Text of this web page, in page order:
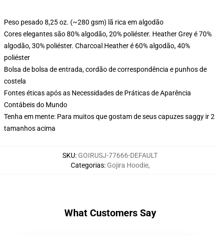
Peso pesado 8,25 oz. (~280 gsm) lã rica em algodão
Cores elegantes são 80% algodão, 20% poliéster. Heather Grey é 70%
algodão, 30% poliéster. Charcoal Heather é 60% algodão, 40%
poliéster
Bolsa de bolsa de entrada, cordão de correspondência e punhos de
costela
Fontes éticas após as Necessidades de Práticas de Aparência
Contábeis do Mundo
Tenha em mente: Para muitos que gostam de seus capuzes saggy ir 2
tamanhos acima
SKU: GOIRUSJ-77666-DEFAULT
Categorias: Gojira Hoodie,
What Customers Say